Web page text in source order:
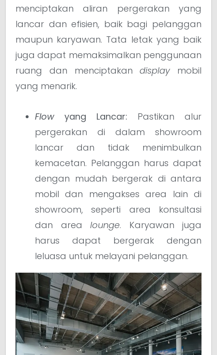
menciptakan aliran pergerakan yang
lancar dan efisien, baik bagi pelanggan
maupun karyawan. Tata letak yang baik
juga dapat memaksimalkan penggunaan
ruang dan menciptakandisplay mobil
yang menarik.
Flow yang Lancar: Pastikan alur
pergerakan di dalam showroom
lancar dan tidak menimbulkan
kemacetan. Pelanggan harus dapat
dengan mudah bergerak di antara
mobil dan mengakses area lain di
showroom, seperti area konsultasi
dan area lounge. Karyawan juga
harus dapat bergerak dengan
leluasa untuk melayani pelanggan.